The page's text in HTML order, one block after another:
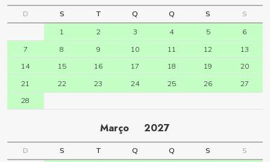
D S T Q Q S
S
1
2 3 4 5
6
7
8 9 10 11 12
13
14
15 16 17 18 19
20
21
22 23 24 25 26
27
28
Março 2027
D S T Q Q S
S